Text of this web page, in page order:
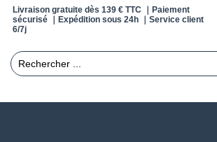
Livraison gratuite dès 139 € TTC ｜Paiement
sécurisé ｜Expédition sous 24h ｜Service client
6/7j